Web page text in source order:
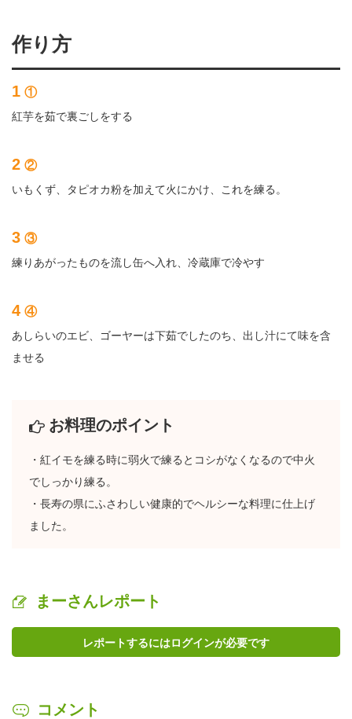
作り方
1 ①
紅芋を茹で裏ごしをする
2 ②
いもくず、タピオカ粉を加えて火にかけ、これを練る。
3 ③
練りあがったものを流し缶へ入れ、冷蔵庫で冷やす
4 ④
あしらいのエビ、ゴーヤーは下茹でしたのち、出し汁にて味を含
ませる
お料理のポイント
・紅イモを練る時に弱火で練るとコシがなくなるので中火
でしっかり練る。
・長寿の県にふさわしい健康的でヘルシーな料理に仕上げ
ました。
まーさんレポート
レポートするにはログインが必要です
コメント